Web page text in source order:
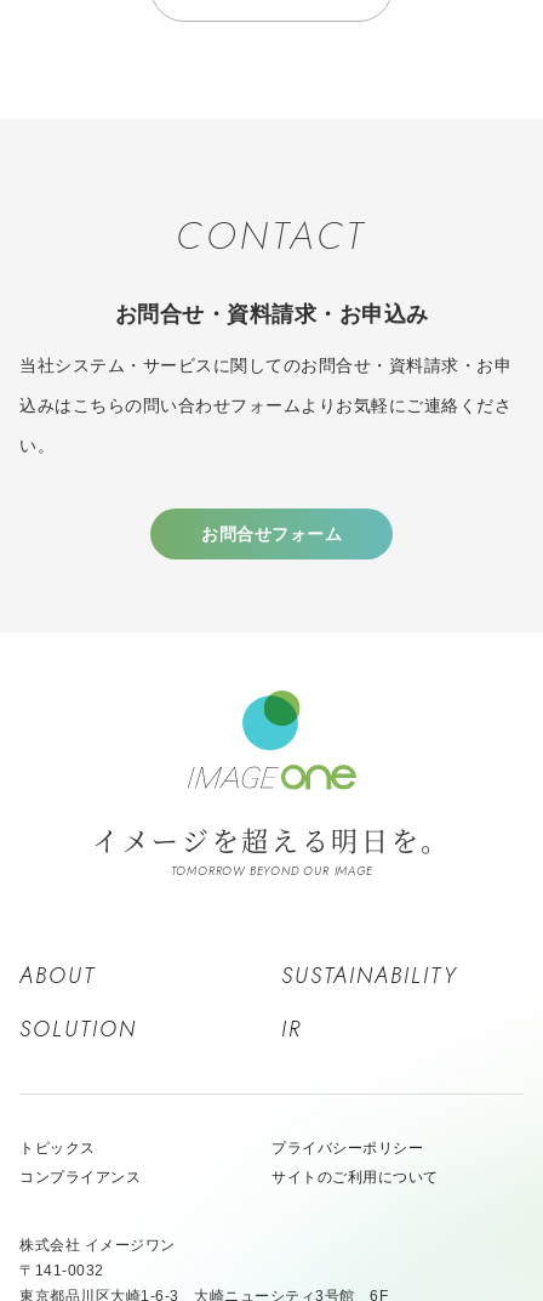
CONTACT
お問合せ・資料請求・お申込み
当社システム・サービスに関してのお問合せ・資料請求・お申
込みはこちらの問い合わせフォームよりお気軽にご連絡くださ
い。
お問合せフォーム
イメージを超える明日を。
TOMORROW BEYOND OUR IMAGE
ABOUT
SOLUTION
SUSTAINABILITY
IR
トピックス
プライバシーポリシー
コンプライアンス
サイトのご利用について
株式会社 イメージワン
〒141-0032
東京都品川区大崎1-6-3 大崎ニューシティ3号館 6F